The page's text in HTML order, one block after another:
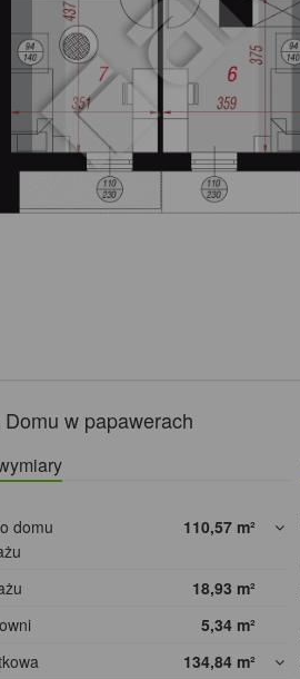
w papawerach
domu
110,57 m²
18,93 m²
5,34 m²
134,84 m²